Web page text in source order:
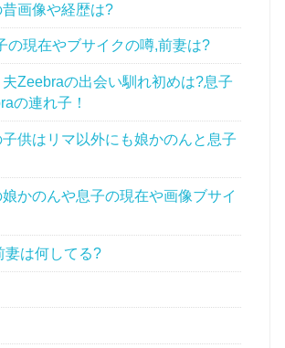
画像や経歴は?
の現在やブサイクの噂,前妻は?
Zeebraの出会い馴れ初めは?息子
の連れ子！
供はリマ以外にも娘かのんと息子
かのんや息子の現在や画像ブサイ
妻は何してる?